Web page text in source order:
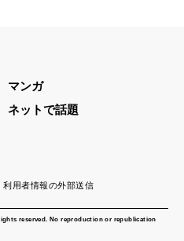
reserved. No reproduction or republication
マンガ
ネットで話題
利用者情報の外部送信